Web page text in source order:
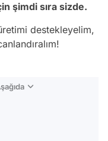
şimdi sıra sizde.
destekleyelim,